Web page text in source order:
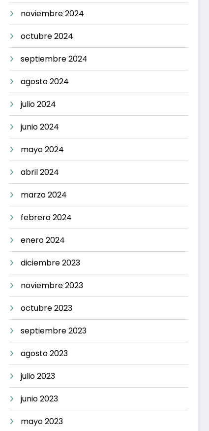
noviembre 2024
octubre 2024
septiembre 2024
agosto 2024
julio 2024
junio 2024
mayo 2024
abril 2024
marzo 2024
febrero 2024
enero 2024
diciembre 2023
noviembre 2023
octubre 2023
septiembre 2023
agosto 2023
julio 2023
junio 2023
mayo 2023